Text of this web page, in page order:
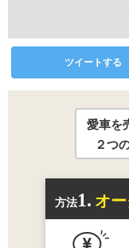
ツイートする
愛車を
２つ
方法1. オ